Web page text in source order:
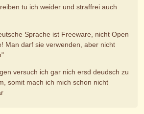
tu ich weider und straffrei auch
Sprache ist Freeware, nicht Open
Man darf sie verwenden, aber nicht
versuch ich gar nich ersd deudsch zu
somit mach ich mich schon nicht